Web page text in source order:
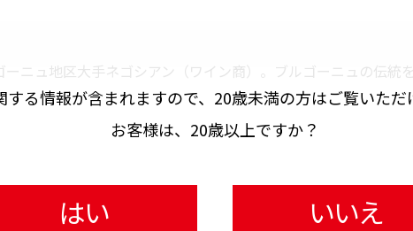
ニュ地区大手ネゴシアン（ワイン商）。ブルゴーニュの伝統
する情報が含まれますので、 20歳未満の方はご覧いただ
お客様は、20歳以上ですか？
はい いいえ